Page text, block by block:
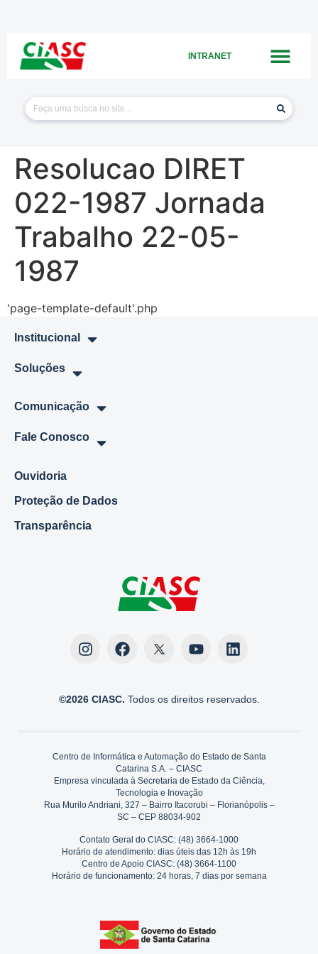
INTRANET
Resolucao DIRET
022-1987 Jornada
Trabalho 22-05-
1987
'page-template-default'.php
Institucional
Soluções
Comunicação
Fale Conosco
Ouvidoria
Proteção de Dados
Transparência
©2026 CIASC. Todos os direitos reservados.
Centro de Informática e Automação do Estado de Santa
Catarina S.A. – CIASC
Empresa vinculada à Secretaria de Estado da Ciência,
Tecnologia e Inovação
Rua Murilo Andriani, 327 – Bairro Itacorubi – Florianópolis –
SC – CEP 88034-902
Contato Geral do CIASC: (48) 3664-1000
Horário de atendimento: dias úteis das 12h às 19h
Centro de Apoio CIASC: (48) 3664-1100
Horário de funcionamento: 24 horas, 7 dias por semana